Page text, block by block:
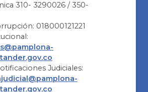
310- 3290026 / 350-
018000121221
Judiciales: